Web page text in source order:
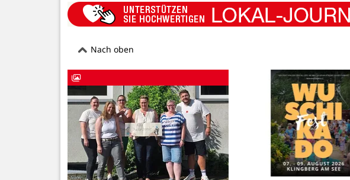
Nach oben